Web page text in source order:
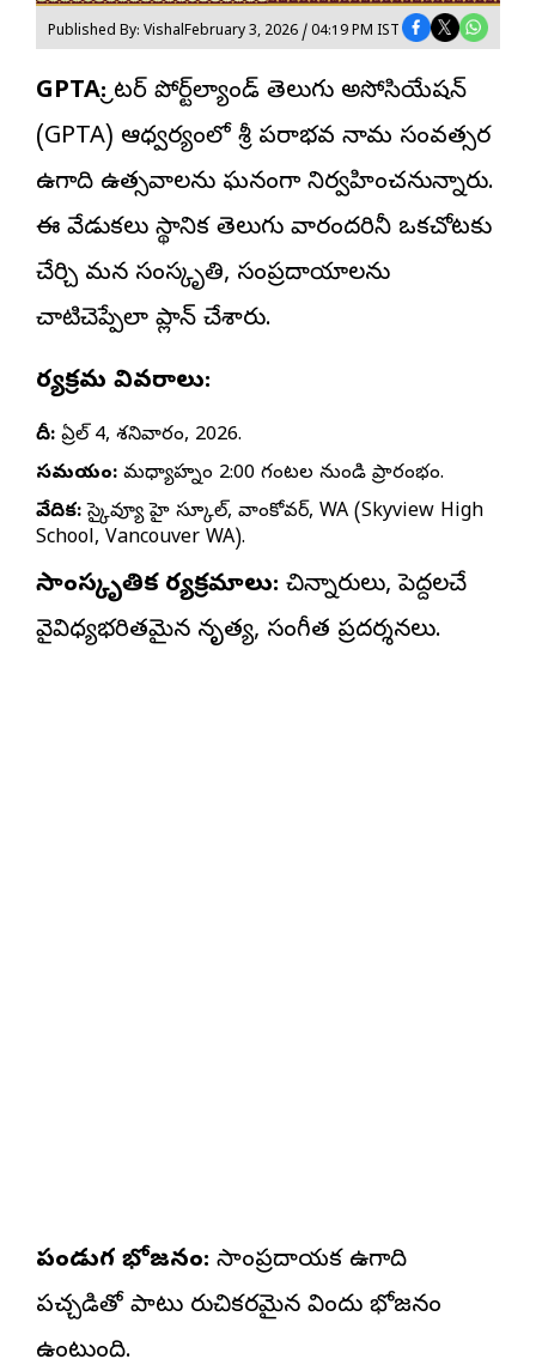
Published By: VishalFebruary 3, 2026 / 04:19 PM IST
GPTA:గ్రేటర్ పోర్ట్‌ల్యాండ్ తెలుగు అసోసియేషన్
(GPTA) ఆధ్వర్యంలో శ్రీ పరాభవ నామ సంవత్సర
ఉగాది ఉత్సవాలను ఘనంగా నిర్వహించనున్నారు.
ఈ వేడుకలు స్థానిక తెలుగు వారందరినీ ఒకచోటకు
చేర్చి మన సంస్కృతి, సంప్రదాయాలను
చాటిచెప్పేలా ప్లాన్ చేశారు.
కార్యక్రమ వివరాలు:
తేదీ: ఏప్రిల్ 4, శనివారం, 2026.
సమయం: మధ్యాహ్నం 2:00 గంటల నుండి ప్రారంభం.
వేదిక:స్కైవ్యూ హై స్కూల్, వాంకోవర్, WA (Skyview High
School, Vancouver WA).
సాంస్కృతిక కార్యక్రమాలు: చిన్నారులు, పెద్దలచే
వైవిధ్యభరితమైన నృత్య, సంగీత ప్రదర్శనలు.
పండుగ భోజనం: సాంప్రదాయక ఉగాది
పచ్చడితో పాటు రుచికరమైన విందు భోజనం
ఉంటుంది.